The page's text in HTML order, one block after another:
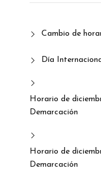
Cambio de
Día
Horario de
Demarcación
Horario de
Demarcación